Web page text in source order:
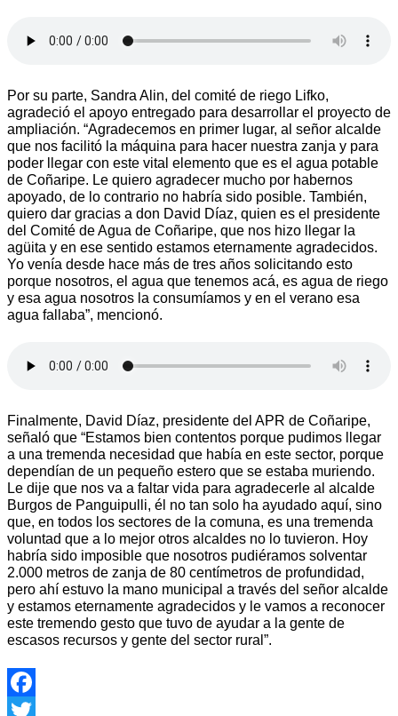
Por su parte, Sandra Alin, del comité de riego Lifko,
agradeció el apoyo entregado para desarrollar el proyecto de
ampliación. “Agradecemos en primer lugar, al señor alcalde
que nos facilitó la máquina para hacer nuestra zanja y para
poder llegar con este vital elemento que es el agua potable
de Coñaripe. Le quiero agradecer mucho por habernos
apoyado, de lo contrario no habría sido posible. También,
quiero dar gracias a don David Díaz, quien es el presidente
del Comité de Agua de Coñaripe, que nos hizo llegar la
agüita y en ese sentido estamos eternamente agradecidos.
Yo venía desde hace más de tres años solicitando esto
porque nosotros, el agua que tenemos acá, es agua de riego
y esa agua nosotros la consumíamos y en el verano esa
agua fallaba”, mencionó.
Finalmente, David Díaz, presidente del APR de Coñaripe,
señaló que “Estamos bien contentos porque pudimos llegar
a una tremenda necesidad que había en este sector, porque
dependían de un pequeño estero que se estaba muriendo.
Le dije que nos va a faltar vida para agradecerle al alcalde
Burgos de Panguipulli, él no tan solo ha ayudado aquí, sino
que, en todos los sectores de la comuna, es una tremenda
voluntad que a lo mejor otros alcaldes no lo tuvieron. Hoy
habría sido imposible que nosotros pudiéramos solventar
2.000 metros de zanja de 80 centímetros de profundidad,
pero ahí estuvo la mano municipal a través del señor alcalde
y estamos eternamente agradecidos y le vamos a reconocer
este tremendo gesto que tuvo de ayudar a la gente de
escasos recursos y gente del sector rural”.
Facebook